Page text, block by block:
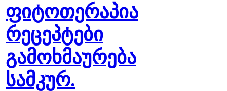
ფიტოთერაპია
რეცეპტები
გამოხმაურება
სამკურ.